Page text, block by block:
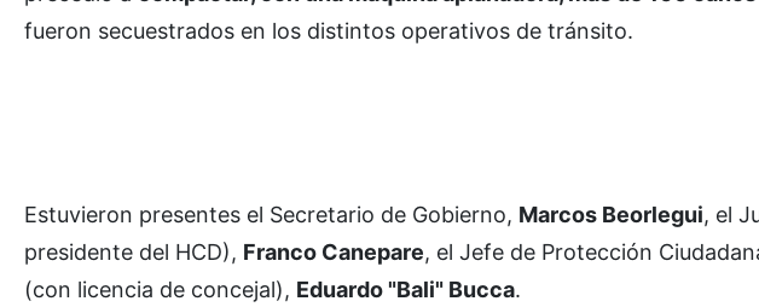
fueron secuestrados en los distintos operativos de tránsito.
Estuvieron presentes el Secretario de Gobierno, Marcos Beorlegui, el
presidente del HCD), Franco Canepare, el Jefe de Protección
(con licencia de concejal), Eduardo "Bali" Bucca.